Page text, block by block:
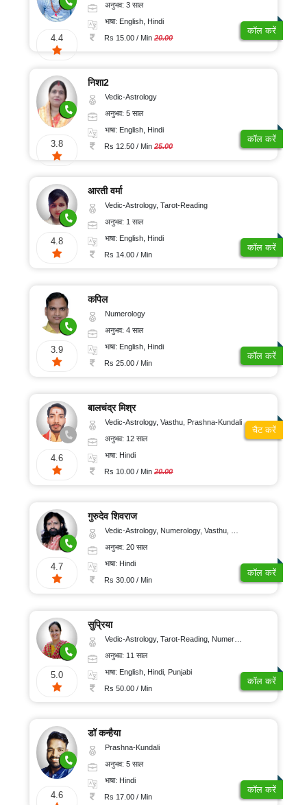
4.4
अनुभव: 3 साल
भाषा: English, Hindi
Rs 15.00 / Min20.00
कॉल करें
3.8
निशा2
Vedic-Astrology
अनुभव: 5 साल
भाषा: English, Hindi
Rs 12.50 / Min25.00
कॉल करें
4.8
आरती वर्मा
Vedic-Astrology, Tarot-Reading
अनुभव: 1 साल
भाषा: English, Hindi
Rs 14.00 / Min
कॉल करें
3.9
कपिल
Numerology
अनुभव: 4 साल
भाषा: English, Hindi
Rs 25.00 / Min
कॉल करें
4.6
बालचंद्र मिश्र
Vedic-Astrology, Vasthu, Prashna-Kundali
अनुभव: 12 साल
भाषा: Hindi
Rs 10.00 / Min20.00
चैट करें
4.7
गुरुदेव शिवराज
Vedic-Astrology, Numerology, Vasthu, Medical-Astrology
अनुभव: 20 साल
भाषा: Hindi
Rs 30.00 / Min
कॉल करें
5.0
सुप्रिया
Vedic-Astrology, Tarot-Reading, Numerology, Vasthu, Nadi-Astrology, Medical-Astrology, Prashna-Kundali
अनुभव: 11 साल
भाषा: English, Hindi, Punjabi
Rs 50.00 / Min
कॉल करें
4.6
डॉ कन्हैया
Prashna-Kundali
अनुभव: 5 साल
भाषा: Hindi
Rs 17.00 / Min
कॉल करें